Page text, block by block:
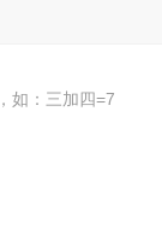
如：三加四=7